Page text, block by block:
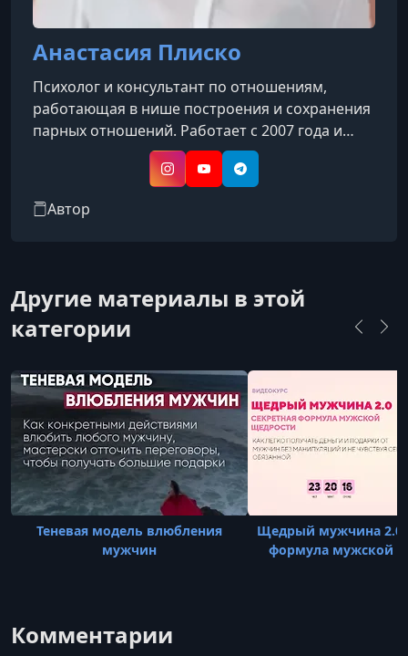
Анастасия Плиско
Психолог и консультант по отношениям,
работающая в нише построения и сохранения
парных отношений. Работает с 2007 года и
занимается вопросами знакомства,
построения пары, кризисов в отношениях и
InstagramYouTubeTelegram
Автор
Другие материалы в этой
категории
Теневая модель влюбления
мужчин
Щедрый мужчина 2.0
формула мужской
Комментарии